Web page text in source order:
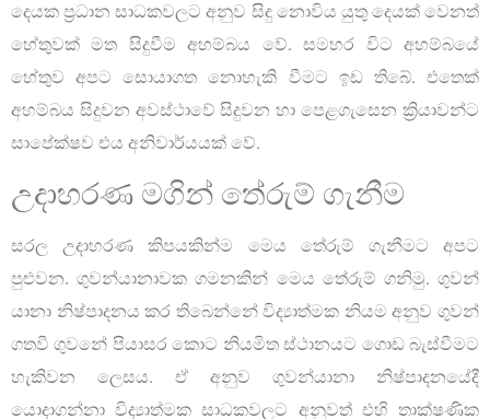
දෙයක ප්‍රධාන සාධකවලට අනුව සිදු නොවිය යුතු දෙයක් වෙනත්
හේතුවක් මත සිදුවීම අහම්බය වේ. සමහර විට අහම්බයේ
හේතුව අපට සොයාගත නොහැකි වීමට ඉඩ තිබේ. එතෙක්
අහම්බය සිදුවන අවස්ථාවේ සිදුවන හා පෙළගැසෙන ක්‍රියාවන්ට
සාපේක්ෂව එය අනිවාර්යයක් වේ.
උදාහරණ මගින් තේරුම් ගැනීම
සරල උදාහරණ කිපයකින්ම මෙය තේරුම් ගැනීමට අපට
පුළුවන. ගුවන්යානාවක ගමනකින් මෙය තේරුම් ගනිමු. ගුවන්
යානා නිෂ්පාදනය කර තිබෙන්නේ විද්‍යාත්මක නියම අනුව ගුවන්
ගතවී ගුවනේ පියාසර කොට නියමිත ස්ථානයට ගොඩ බැස්වීමට
හැකිවන ලෙසය. ඒ අනුව ගුවන්යානා නිෂ්පාදනයේදී
යොදාගන්නා විද්‍යාත්මක සාධකවලට අනුවත් එහි තාක්ෂණික